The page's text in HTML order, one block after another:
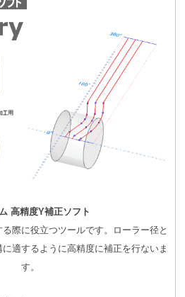
高精度Y補正ソフト
際に役立つツールです。ローラー径と
適するように高精度に補正を行ないま
す。